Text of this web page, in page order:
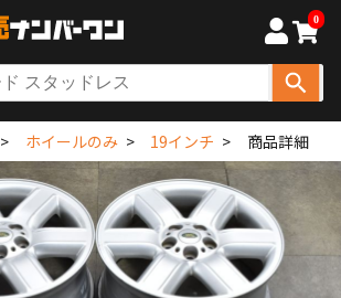
0
ホイールのみ 19インチ 商品詳細